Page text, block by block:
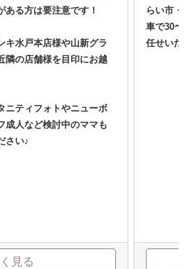
ある方は要注意です！
キ水戸本店様や山新グラ
隣の店舗様を目印にお越
ニティフォトやニューボ
成人など検討中のママも
さい♪
見る
らい市・
車で30〜
任せいた